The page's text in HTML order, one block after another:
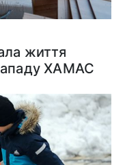
життя
ХАМАС